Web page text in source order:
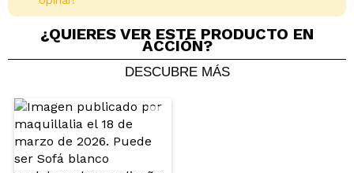
Compartir un vídeo o una foto
Tu vídeo podría ser el primero. Imagínatelo...
¿QUIERES VER ESTE PRODUCTO EN
ACCIÓN?
DESCUBRE MÁS